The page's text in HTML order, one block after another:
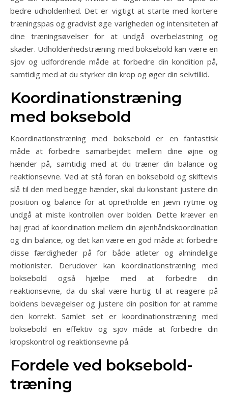
bedre udholdenhed. Det er vigtigt at starte med kortere
træningspas og gradvist øge varigheden og intensiteten af
​​dine træningsøvelser for at undgå overbelastning og
skader. Udholdenhedstræning med boksebold kan være en
sjov og udfordrende måde at forbedre din kondition på,
samtidig med at du styrker din krop og øger din selvtillid.
Koordinationstræning
med boksebold
Koordinationstræning med boksebold er en fantastisk
måde at forbedre samarbejdet mellem dine øjne og
hænder på, samtidig med at du træner din balance og
reaktionsevne. Ved at stå foran en boksebold og skiftevis
slå til den med begge hænder, skal du konstant justere din
position og balance for at opretholde en jævn rytme og
undgå at miste kontrollen over bolden. Dette kræver en
høj grad af koordination mellem din øjenhåndskoordination
og din balance, og det kan være en god måde at forbedre
disse færdigheder på for både atleter og almindelige
motionister. Derudover kan koordinationstræning med
boksebold også hjælpe med at forbedre din
reaktionsevne, da du skal være hurtig til at reagere på
boldens bevægelser og justere din position for at ramme
den korrekt. Samlet set er koordinationstræning med
boksebold en effektiv og sjov måde at forbedre din
kropskontrol og reaktionsevne på.
Fordele ved boksebold-
træning